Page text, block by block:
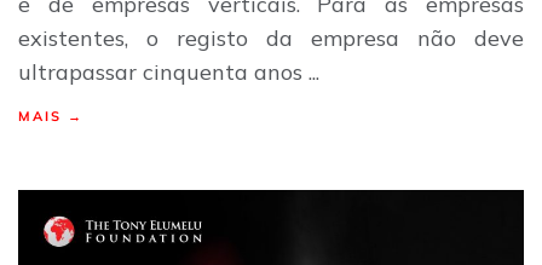
existentes, o registo da empresa não deve
ultrapassar cinquenta anos ...
MAIS →